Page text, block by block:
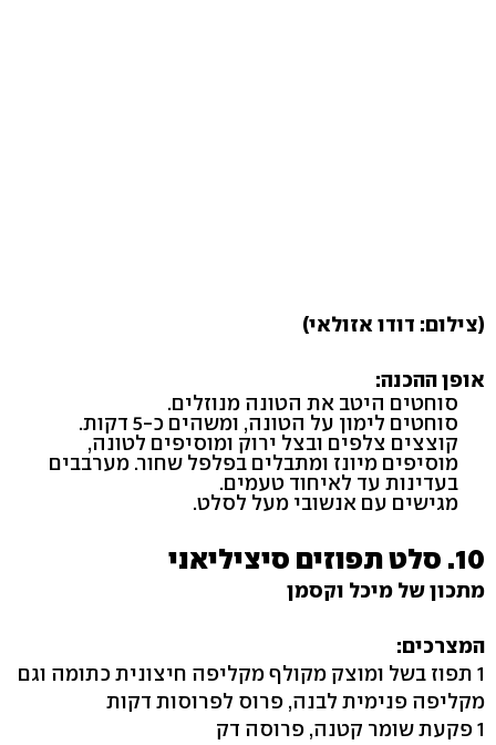
(צילום: דודו אזולאי)
אופן ההכנה:
סוחטים היטב את הטונה מנוזלים.
סוחטים לימון על הטונה, ומשהים כ-5 דקות.
קוצצים צלפים ובצל ירוק ומוסיפים לטונה,
מוסיפים מיונז ומתבלים בפלפל שחור. מערבבים
בעדינות עד לאיחוד טעמים.
מגישים עם אנשובי מעל לסלט.
10. סלט תפוזים סיציליאני
מתכון של מיכל וקסמן
המצרכים:
1 תפוז בשל ומוצק מקולף מקליפה חיצונית כתומה וגם
מקליפה פנימית לבנה, פרוס לפרוסות דקות
1 פקעת שומר קטנה, פרוסה דק